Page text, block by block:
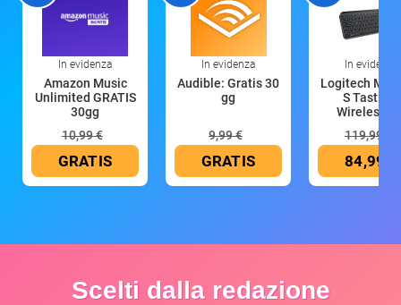
In evidenza
Amazon Music
Unlimited GRATIS
30gg
10,99 €
GRATIS
In evidenza
Audible: Gratis 30
gg
9,99 €
GRATIS
In evidenza
Logitech MX
S Tastiera
Wireless
119,99 €
84,99 €
Scelti dalla redazione